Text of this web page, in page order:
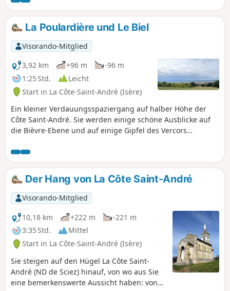
La Poulardière und Le Biel
Visorando-Mitglied
3,92 km
+96 m
-96 m
1:25 Std.
Leicht
Start in La Côte-Saint-André (Isère)
Ein kleiner Verdauungsspaziergang auf halber Höhe der
Côte Saint-André. Sie werden einige schöne Ausblicke auf
die Bièvre-Ebene und auf einige Gipfel des Vercors
Der Hang von La Côte Saint-André
Visorando-Mitglied
10,18 km
+222 m
-221 m
3:35 Std.
Mittel
Start in La Côte-Saint-André (Isère)
Sie steigen auf den Hügel La Côte Saint-
André (ND de Sciez) hinauf, von wo aus Sie
eine bemerkenswerte Aussicht haben: von